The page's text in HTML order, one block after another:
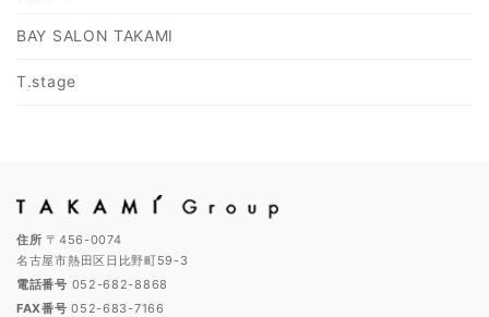
BAY SALON TAKAMI
T.stage
住所 〒456-0074
名古屋市熱田区日比野町59-3
電話番号 052-682-8868
FAX番号 052-683-7166